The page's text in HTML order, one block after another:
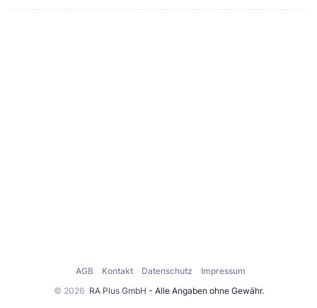
© 2026 RA Plus GmbH - Alle Angaben ohne Gewähr.
AGB Kontakt Datenschutz Impressum